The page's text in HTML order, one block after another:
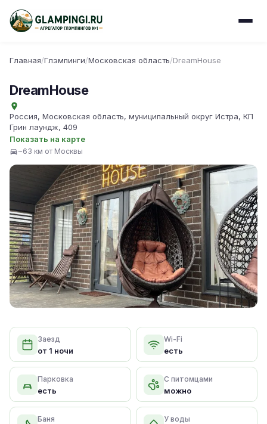
Главная/Глэмпинги/Московская область/DreamHouse
DreamHouse
Россия, Московская область, муниципальный округ Истра, КП
Грин лаундж, 409
Показать на карте
~63 км от Москвы
Заезд
от 1 ночи
Wi-Fi
есть
Парковка
есть
С питомцами
можно
Баня У воды